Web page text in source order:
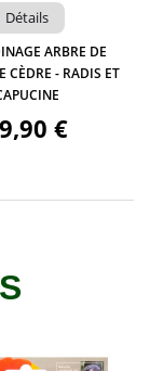
Détails
ARBRE DE
CÈDRE - RADIS ET
€